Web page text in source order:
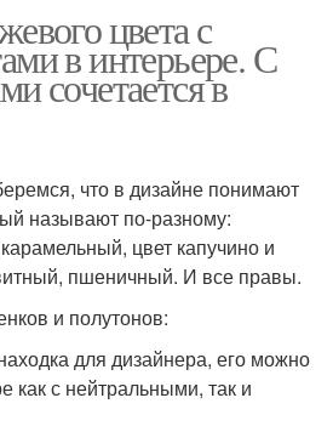
цвета с
в интерьере. С
сочетается в
что в дизайне понимают
называют по-разному:
цвет капучино и
пшеничный. И все правы.
и полутонов:
для дизайнера, его можно
как с нейтральными, так и